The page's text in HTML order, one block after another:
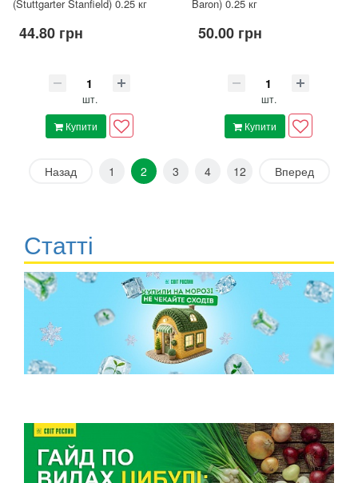
(Stuttgarter Stanfield) 0.25 кг
44.80 грн
шт.
Купити
Baron) 0.25 кг
50.00 грн
шт.
Купити
Назад 1 2 3 4 12 Вперед
Статті